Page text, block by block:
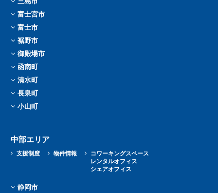
富士宮市
富士市
裾野市
御殿場市
函南町
清水町
長泉町
小山町
中部エリア
支援制度 物件情報
コワーキングスペース
レンタルオフィス
シェアオフィス
静岡市